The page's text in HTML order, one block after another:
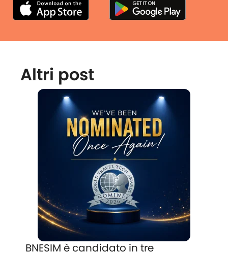
Altri post
BNESIM è candidato in tre